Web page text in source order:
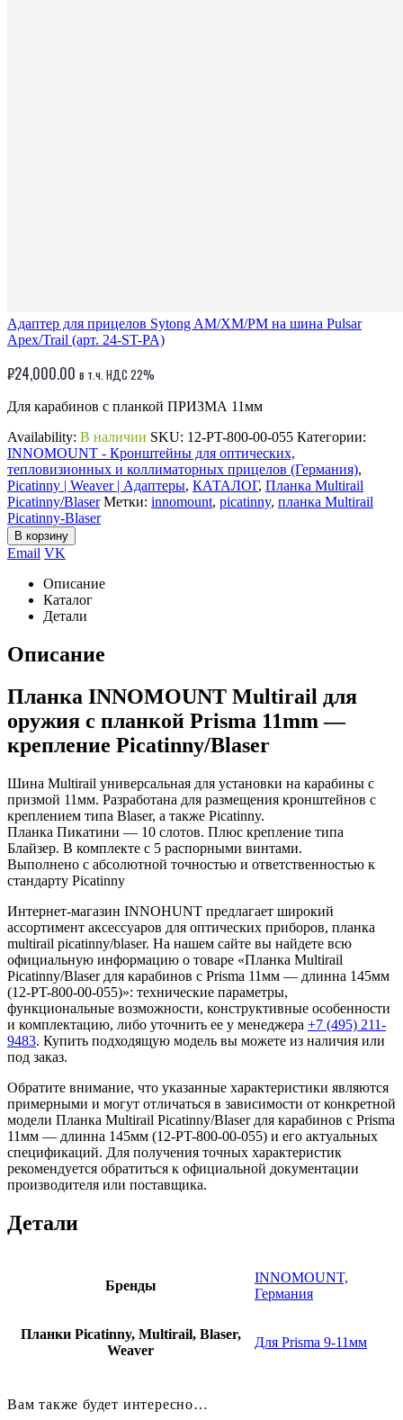
Адаптер для прицелов Sytong AM/XM/PM на шина Pulsar
Apex/Trail (арт. 24-ST-PA)
₽24,000.00 в т.ч. НДС 22%
Для карабинов с планкой ПРИЗМА 11мм
Availability: В наличии SKU: 12-PT-800-00-055 Категории:
INNOMOUNT - Кронштейны для оптических,
тепловизионных и коллиматорных прицелов (Германия),
Picatinny | Weaver | Адаптеры, КАТАЛОГ, Планка Multirail
Picatinny/Blaser Метки: innomount, picatinny, планка Multirail
Picatinny-Blaser
В корзину
Email VK
Описание
Каталог
Детали
Описание
Планка INNOMOUNT Multirail для
оружия с планкой Prisma 11mm —
крепление Picatinny/Blaser
Шина Multirail универсальная для установки на карабины с
призмой 11мм. Разработана для размещения кронштейнов с
креплением типа Blaser, а также Picatinny.
Планка Пикатини — 10 слотов. Плюс крепление типа
Блайзер. В комплекте с 5 распорными винтами.
Выполнено с абсолютной точностью и ответственностью к
стандарту Picatinny
Интернет-магазин INNOHUNT предлагает широкий
ассортимент аксессуаров для оптических приборов, планка
multirail picatinny/blaser. На нашем сайте вы найдете всю
официальную информацию о товаре «Планка Multirail
Picatinny/Blaser для карабинов с Prisma 11мм — длинна 145мм
(12-PT-800-00-055)»: технические параметры,
функциональные возможности, конструктивные особенности
и комплектацию, либо уточнить ее у менеджера +7 (495) 211-
9483. Купить подходящую модель вы можете из наличия или
под заказ.
Обратите внимание, что указанные характеристики являются
примерными и могут отличаться в зависимости от конкретной
модели Планка Multirail Picatinny/Blaser для карабинов с Prisma
11мм — длинна 145мм (12-PT-800-00-055) и его актуальных
спецификаций. Для получения точных характеристик
рекомендуется обратиться к официальной документации
производителя или поставщика.
Детали
Бренды
INNOMOUNT,
Германия
Планки Picatinny, Multirail, Blaser,
Weaver
Для Prisma 9-11мм
Вам также будет интересно…